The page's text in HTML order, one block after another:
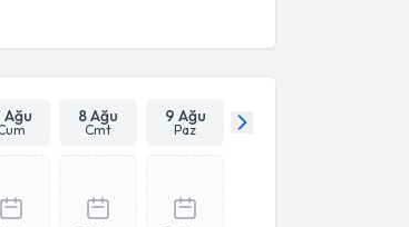
Ağu 8 Ağu
Cmt
9 Ağu
Paz